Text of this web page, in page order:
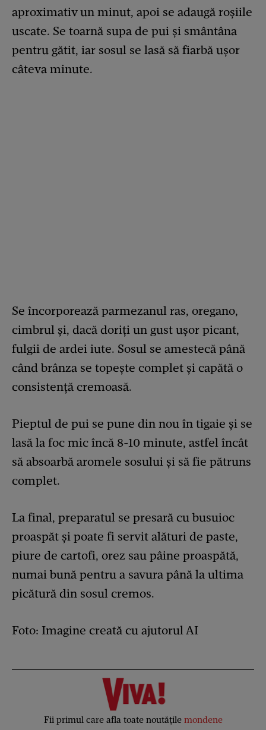
aproximativ un minut, apoi se adaugă roșiile
uscate. Se toarnă supa de pui și smântâna
pentru gătit, iar sosul se lasă să fiarbă ușor
câteva minute.
Se încorporează parmezanul ras, oregano,
cimbrul și, dacă doriți un gust ușor picant,
fulgii de ardei iute. Sosul se amestecă până
când brânza se topește complet și capătă o
consistență cremoasă.
Pieptul de pui se pune din nou în tigaie și se
lasă la foc mic încă 8-10 minute, astfel încât
să absoarbă aromele sosului și să fie pătruns
complet.
La final, preparatul se presară cu busuioc
proaspăt și poate fi servit alături de paste,
piure de cartofi, orez sau pâine proaspătă,
numai bună pentru a savura până la ultima
picătură din sosul cremos.
Foto: Imagine creată cu ajutorul AI
Fii primul care afla toate noutățile mondene